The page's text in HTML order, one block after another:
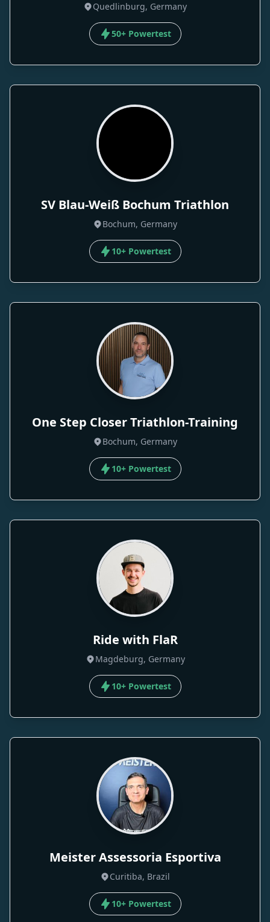
Quedlinburg, Germany
50+ Powertest
SV Blau-Weiß Bochum Triathlon
Bochum, Germany
10+ Powertest
One Step Closer Triathlon-Training
Bochum, Germany
10+ Powertest
Ride with FlaR
Magdeburg, Germany
10+ Powertest
Meister Assessoria Esportiva
Curitiba, Brazil
10+ Powertest